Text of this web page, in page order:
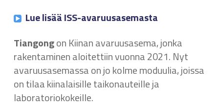
Lue lisää ISS-avaruusasemasta
Tiangongon Kiinan avaruusasema, jonka
rakentaminen aloitettiin vuonna 2021. Nyt
avaruusasemassa on jo kolme moduulia, joissa
on tilaa kiinalaisille taikonauteille ja
laboratoriokokeille.